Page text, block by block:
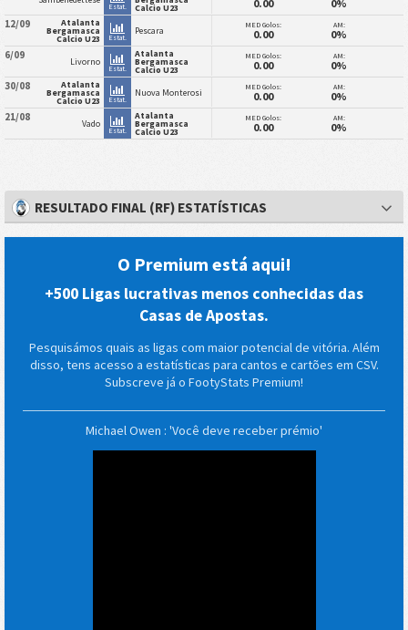
Estat. Calcio U23 0.00 0%
12/09 Atalanta
Bergamasca
Calcio U23 Estat.
Pescara MED Golos:
0.00
AM:
0%
6/09 Livorno
Estat.
Atalanta
Bergamasca
Calcio U23
MED Golos:
0.00
AM:
0%
30/08 Atalanta
Bergamasca
Calcio U23 Estat.
Nuova Monterosi MED Golos:
0.00
AM:
0%
21/08 Vado
Estat.
Atalanta
Bergamasca
Calcio U23
MED Golos:
0.00
AM:
0%
RESULTADO FINAL (RF) ESTATÍSTICAS
O Premium está aqui!
+500 Ligas lucrativas menos conhecidas das
Casas de Apostas.
Pesquisámos quais as ligas com maior potencial de vitória. Além
disso, tens acesso a estatísticas para cantos e cartões em CSV.
Subscreve já o FootyStats Premium!
Michael Owen : 'Você deve receber prémio'